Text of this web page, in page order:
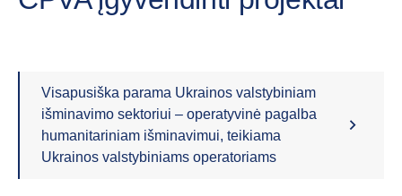
Visapusiška parama Ukrainos valstybiniam
išminavimo sektoriui – operatyvinė pagalba
humanitariniam išminavimui, teikiama
Ukrainos valstybiniams operatoriams